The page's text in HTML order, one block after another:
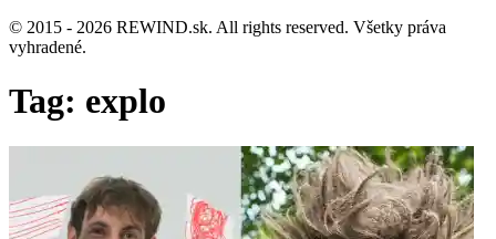
© 2015 - 2026 REWIND.sk. All rights reserved. Všetky práva
vyhradené.
Tag: explo